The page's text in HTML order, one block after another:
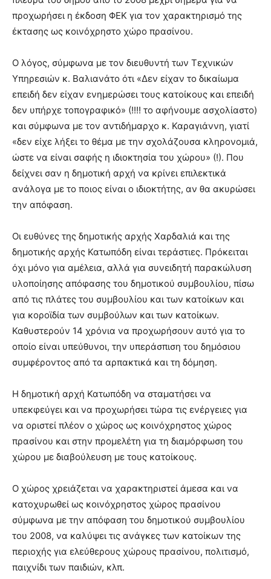
προχωρήσει η έκδοση ΦΕΚ για τον χαρακτηρισμό της
έκτασης ως κοινόχρηστο χώρο πρασίνου.
Ο λόγος, σύμφωνα με τον διευθυντή των Τεχνικών
Υπηρεσιών κ. Βαλιανάτο ότι «Δεν είχαν το δικαίωμα
επειδή δεν είχαν ενημερώσει τους κατοίκους και επειδή
δεν υπήρχε τοπογραφικό» (!!!! το αφήνουμε ασχολίαστο)
και σύμφωνα με τον αντιδήμαρχο κ. Καραγιάννη, γιατί
«δεν είχε λήξει το θέμα με την σχολάζουσα κληρονομιά,
ώστε να είναι σαφής η ιδιοκτησία του χώρου» (!). Που
δείχνει σαν η δημοτική αρχή να κρίνει επιλεκτικά
ανάλογα με το ποιος είναι ο ιδιοκτήτης, αν θα ακυρώσει
την απόφαση.
Οι ευθύνες της δημοτικής αρχής Χαρδαλιά και της
δημοτικής αρχής Κατωπόδη είναι τεράστιες. Πρόκειται
όχι μόνο για αμέλεια, αλλά για συνειδητή παρακώλυση
υλοποίησης απόφασης του δημοτικού συμβουλίου, πίσω
από τις πλάτες του συμβουλίου και των κατοίκων και
για κοροϊδία των συμβούλων και των κατοίκων.
Καθυστερούν 14 χρόνια να προχωρήσουν αυτό για το
οποίο είναι υπεύθυνοι, την υπεράσπιση του δημόσιου
συμφέροντος από τα αρπακτικά και τη δόμηση.
Η δημοτική αρχή Κατωπόδη να σταματήσει να
υπεκφεύγει και να προχωρήσει τώρα τις ενέργειες για
να οριστεί πλέον ο χώρος ως κοινόχρηστος χώρος
πρασίνου και στην προμελέτη για τη διαμόρφωση του
χώρου με διαβούλευση με τους κατοίκους.
Ο χώρος χρειάζεται να χαρακτηριστεί άμεσα και να
κατοχυρωθεί ως κοινόχρηστος χώρος πρασίνου
σύμφωνα με την απόφαση του δημοτικού συμβουλίου
του 2008, να καλύψει τις ανάγκες των κατοίκων της
περιοχής για ελεύθερους χώρους πρασίνου, πολιτισμό,
παιχνίδι των παιδιών, κλπ.